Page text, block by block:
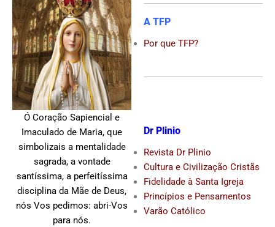
Ó Coração Sapiencial e
Imaculado de Maria, que
simbolizais a mentalidade
sagrada, a vontade
santíssima, a perfeitíssima
disciplina da Mãe de Deus,
nós Vos pedimos: abri-Vos
para nós.
A TFP
Por que TFP?
Dr Plinio
Revista Dr Plinio
Cultura e Civilização Cristãs
Fidelidade à Santa Igreja
Princípios e Pensamentos
Varão Católico